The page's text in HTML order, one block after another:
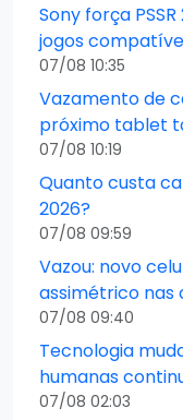
Sony força
jogos
07/08 10:35
Vazamento de
próximo tablet
07/08 10:19
Quanto custa
2026?
07/08 09:59
Vazou: novo
assimétrico nas
07/08 09:40
Tecnologia
humanas
07/08 02:03